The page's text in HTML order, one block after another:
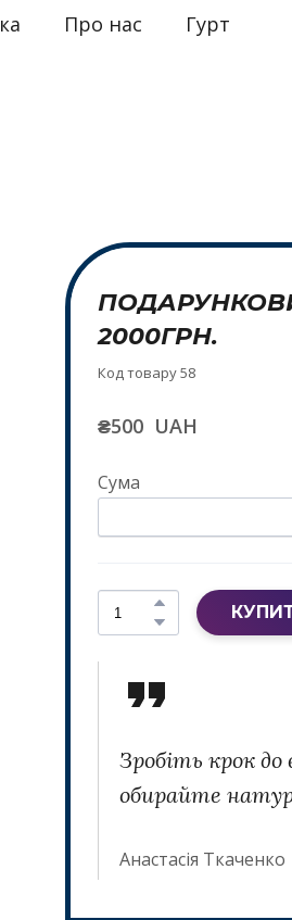
Про нас
Гурт
2000ГРН.
Код товару 58
₴500  UAH
Сума
Зробіть крок
обирайте
Анастасія Ткаченко